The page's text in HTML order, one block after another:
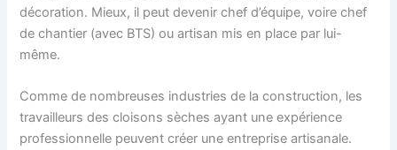
décoration. Mieux, il peut devenir chef d’équipe, voire chef
de chantier (avec BTS) ou artisan mis en place par lui-
même.
Comme de nombreuses industries de la construction, les
travailleurs des cloisons sèches ayant une expérience
professionnelle peuvent créer une entreprise artisanale.